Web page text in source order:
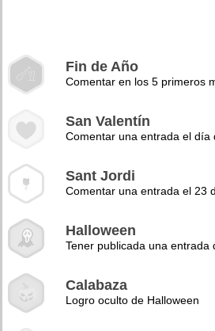
Fin de Año
Comentar en los 5 primeros
San Valentín
Comentar una entrada el día
Sant Jordi
Comentar una entrada el 23
Halloween
Tener publicada una entrada
Calabaza
Logro oculto de Halloween